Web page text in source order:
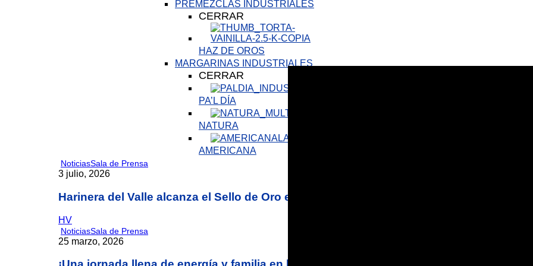
PREMEZCLAS INDUSTRIALES
CERRAR
HAZ DE OROS
MARGARINAS INDUSTRIALES
CERRAR
PA’L DÍA
NATURA
LA
AMERICANA
NoticiasSala de Prensa
3 julio, 2026
Harinera del Valle alcanza el Sello de Oro en Sostenibilidad Icontec y estrena nuevo
HV
NoticiasSala de Prensa
25 marzo, 2026